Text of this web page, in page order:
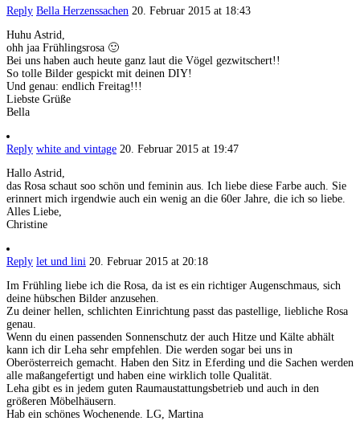
Reply Bella Herzenssachen 20. Februar 2015 at 18:43
Huhu Astrid,
ohh jaa Frühlingsrosa 🙂
Bei uns haben auch heute ganz laut die Vögel gezwitschert!!
So tolle Bilder gespickt mit deinen DIY!
Und genau: endlich Freitag!!!
Liebste Grüße
Bella
Reply white and vintage 20. Februar 2015 at 19:47
Hallo Astrid,
das Rosa schaut soo schön und feminin aus. Ich liebe diese Farbe auch. Sie
erinnert mich irgendwie auch ein wenig an die 60er Jahre, die ich so liebe.
Alles Liebe,
Christine
Reply let und lini 20. Februar 2015 at 20:18
Im Frühling liebe ich die Rosa, da ist es ein richtiger Augenschmaus, sich
deine hübschen Bilder anzusehen.
Zu deiner hellen, schlichten Einrichtung passt das pastellige, liebliche Rosa
genau.
Wenn du einen passenden Sonnenschutz der auch Hitze und Kälte abhält
kann ich dir Leha sehr empfehlen. Die werden sogar bei uns in
Oberösterreich gemacht. Haben den Sitz in Eferding und die Sachen werden
alle maßangefertigt und haben eine wirklich tolle Qualität.
Leha gibt es in jedem guten Raumaustattungsbetrieb und auch in den
größeren Möbelhäusern.
Hab ein schönes Wochenende. LG, Martina